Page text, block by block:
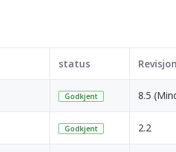
status Revisjon
Godkjent 8.5
Godkjent 2.2